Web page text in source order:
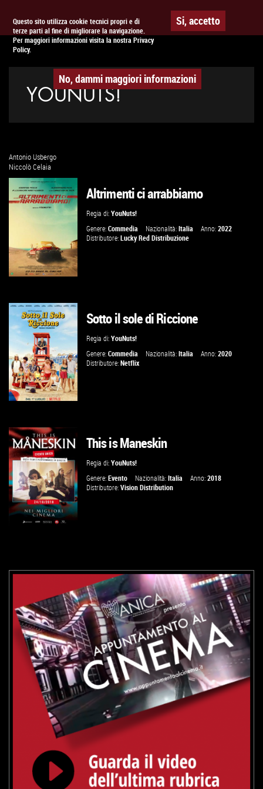
Questo sito utilizza cookie tecnici propri e di
terze parti al fine di migliorare la navigazione.
Per maggiori informazioni visita la nostra Privacy
Policy.
Si, accetto
No, dammi maggiori informazioni
APPUNTAMENTO AL CINEMA
YOUNUTS!
Antonio Usbergo
Niccolò Celaia
GUARDA IL TRAILER
VAI ALLA SCHEDA
Altrimenti ci arrabbiamo
Regia di:YouNuts!
Genere:Commedia Nazionalità:Italia Anno:2022
Distributore:Lucky Red Distribuzione
GUARDA IL TRAILER
VAI ALLA SCHEDA
Sotto il sole di Riccione
Regia di:YouNuts!
Genere:Commedia Nazionalità:Italia Anno:2020
Distributore:Netflix
VAI ALLA SCHEDA
This is Maneskin
Regia di:YouNuts!
Genere:Evento Nazionalità:Italia Anno:2018
Distributore:Vision Distribution